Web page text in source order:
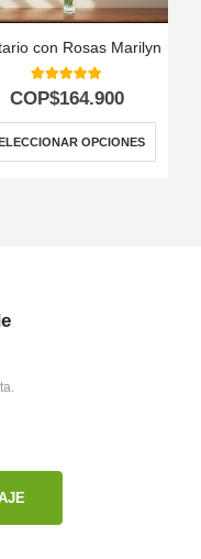
con Rosas Marilyn
5.00out of 5
COP$164.900
OPCIONES